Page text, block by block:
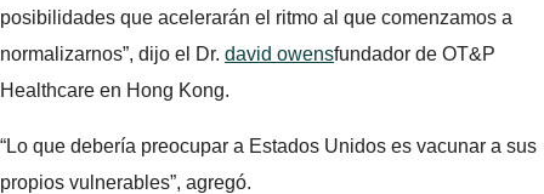
posibilidades que acelerarán el ritmo al que comenzamos a
normalizarnos”, dijo el Dr. david owensfundador de OT&P
Healthcare en Hong Kong.
“Lo que debería preocupar a Estados Unidos es vacunar a sus
propios vulnerables”, agregó.